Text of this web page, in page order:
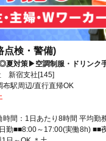
点検・警備)
夏対策▶空調制服・ドリンク
新宿支社[145]
布駅周辺/直行直帰OK
時間：1日あたり8時間 平均勤
勤■■8:00～17:00(実働8h) ■■